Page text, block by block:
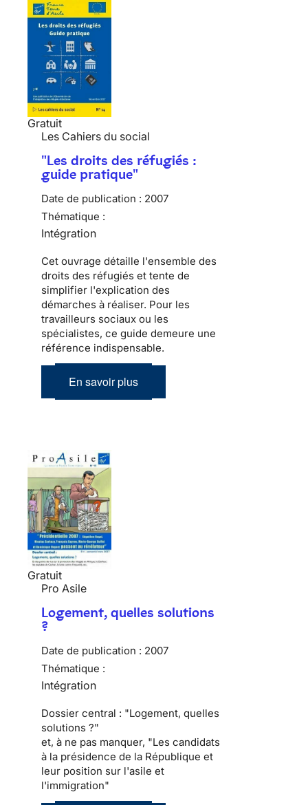
Gratuit
Les Cahiers du social
"Les droits des réfugiés :
guide pratique"
Date de publication : 2007
Thématique :
Intégration
Cet ouvrage détaille l'ensemble des
droits des réfugiés et tente de
simplifier l'explication des
démarches à réaliser. Pour les
travailleurs sociaux ou les
spécialistes, ce guide demeure une
référence indispensable.
En savoir plus
Gratuit
Pro Asile
Logement, quelles solutions
?
Date de publication : 2007
Thématique :
Intégration
Dossier central : "Logement, quelles
solutions ?"
et, à ne pas manquer, "Les candidats
à la présidence de la République et
leur position sur l'asile et
l'immigration"